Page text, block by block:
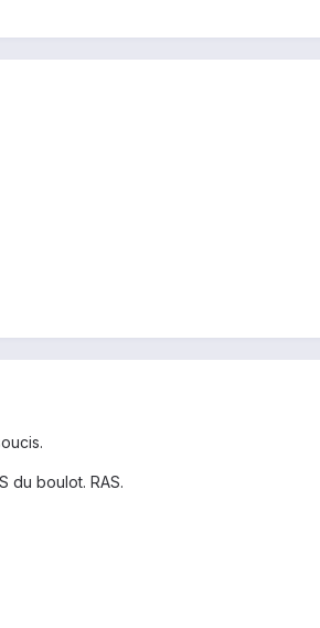
du boulot. RAS.